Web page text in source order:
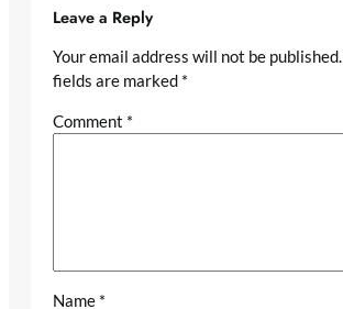
Leave a Reply
Your email address will not be published.
fields are marked *
Comment *
Name *